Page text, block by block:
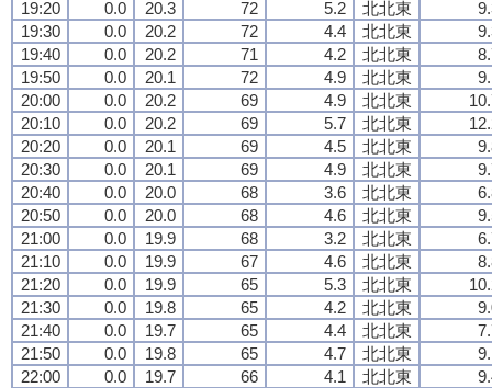
19:20
0.0 20.3 72 5.2 北北東
19:30
0.0 20.2 72 4.4 北北東
19:40
0.0 20.2 71 4.2 北北東
19:50
0.0 20.1 72 4.9 北北東
20:00
0.0 20.2 69 4.9 北北東
20:10
0.0 20.2 69 5.7 北北東
20:20
0.0 20.1 69 4.5 北北東
20:30
0.0 20.1 69 4.9 北北東
20:40
0.0 20.0 68 3.6 北北東
20:50
0.0 20.0 68 4.6 北北東
21:00
0.0 19.9 68 3.2 北北東
21:10
0.0 19.9 67 4.6 北北東
21:20
0.0 19.9 65 5.3 北北東
21:30
0.0 19.8 65 4.2 北北東
21:40
0.0 19.7 65 4.4 北北東
21:50
0.0 19.8 65 4.7 北北東
22:00
0.0 19.7 66 4.1 北北東